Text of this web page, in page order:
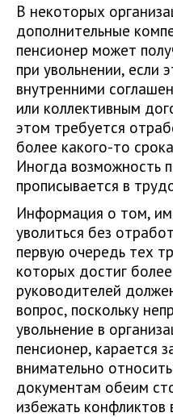
В некоторых
дополнительные
пенсионер может
при увольнении, если
внутренними
или коллективным
этом требуется
более какого-то
Иногда возможность
прописывается в
Информация о том,
уволиться без
первую очередь тех
которых достиг
руководителей
вопрос, поскольку
увольнение в
пенсионер, карается
внимательно
документам обеим
избежать конфликтов